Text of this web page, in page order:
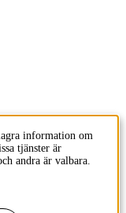
information om
tjänster är
andra är valbara.